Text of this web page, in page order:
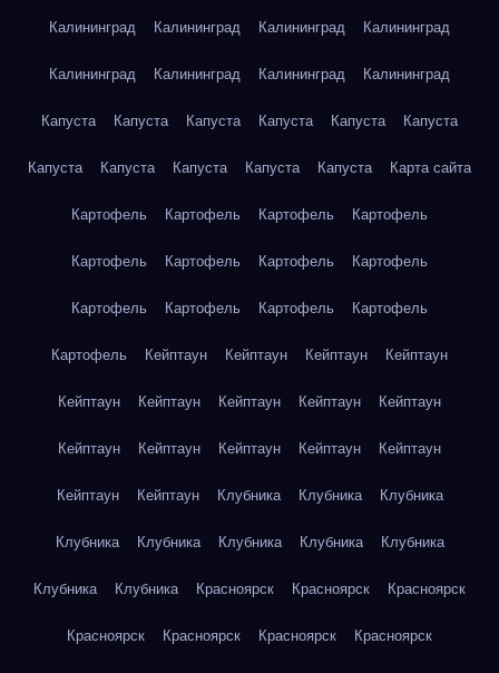
Калининград Калининград Калининград Калининград
Калининград Калининград Калининград Калининград
Капуста Капуста Капуста Капуста Капуста Капуста
Капуста Капуста Капуста Капуста Капуста Карта сайта
Картофель Картофель Картофель Картофель
Картофель Картофель Картофель Картофель
Картофель Картофель Картофель Картофель
Картофель Кейптаун Кейптаун Кейптаун Кейптаун
Кейптаун Кейптаун Кейптаун Кейптаун Кейптаун
Кейптаун Кейптаун Кейптаун Кейптаун Кейптаун
Кейптаун Кейптаун Клубника Клубника Клубника
Клубника Клубника Клубника Клубника Клубника
Клубника Клубника Красноярск Красноярск Красноярск
Красноярск Красноярск Красноярск Красноярск